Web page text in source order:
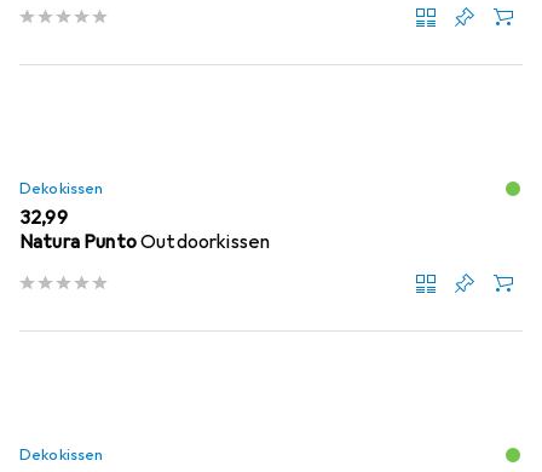
Dekokissen
EUR
32,99
Natura PuntoOutdoorkissen
Dekokissen